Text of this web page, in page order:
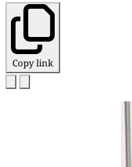
Copy link